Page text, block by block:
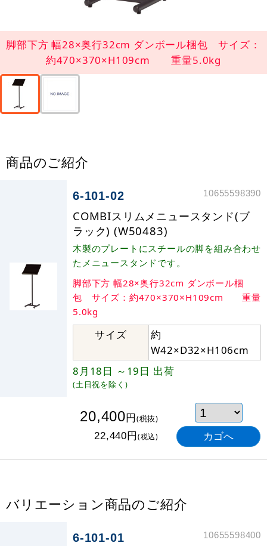
脚部下方 幅28×奥行32cm ダンボール梱包 サイズ：
約470×370×H109cm 重量5.0kg
商品のご紹介
6-101-02 10655598390
COMBIスリムメニュースタンド(ブ
ラック) (W50483)
木製のプレートにスチールの脚を組み合わせ
たメニュースタンドです。
脚部下方 幅28×奥行32cm ダンボール梱
包 サイズ：約470×370×H109cm 重量
5.0kg
サイズ
約
W42×D32×H106cm
8月18日 ～19日 出荷
(土日祝を除く)
20,400円(税抜)
22,440円(税込)
バリエーション商品のご紹介
6-101-01 10655598400